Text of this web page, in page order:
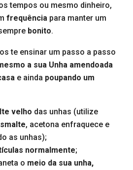
tempos ou mesmo dinheiro,
frequência para manter um
bonito.
te ensinar um passo a passo
a sua Unha amendoada
e ainda poupando um
velho das unhas (utilize
, acetona enfraquece e
as unhas);
normalmente;
o meio da sua unha,